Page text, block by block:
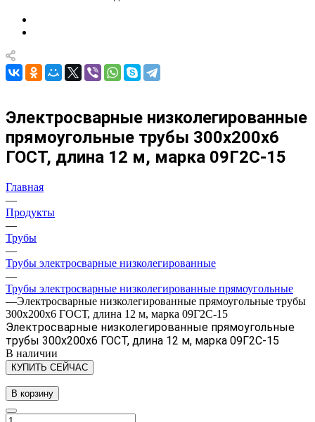
Электросварные низколегированные
прямоугольные трубы 300х200х6
ГОСТ, длина 12 м, марка 09Г2С-15
Главная
—
Продукты
—
Трубы
—
Трубы электросварные низколегированные
—
Трубы электросварные низколегированные прямоугольные
—Электросварные низколегированные прямоугольные трубы
300х200х6 ГОСТ, длина 12 м, марка 09Г2С-15
Электросварные низколегированные прямоугольные
трубы 300х200х6 ГОСТ, длина 12 м, марка 09Г2С-15
В наличии
КУПИТЬ СЕЙЧАС
В корзину